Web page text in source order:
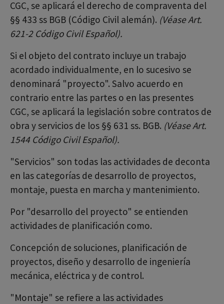
CGC, se aplicará el derecho de compraventa del
§§ 433 ss BGB (Código Civil alemán). (Véase Art.
621-2 Código Civil Español).
Si el objeto del contrato incluye un trabajo
acordado individualmente, en lo sucesivo se
denominará "proyecto". Salvo acuerdo en
contrario entre las partes o en las presentes
CGC, se aplicará la legislación sobre contratos de
obra y servicios de los §§ 631 ss. BGB. (Véase Art.
1544 Código Civil Español).
"Servicios" son todas las actividades de deconta
en las categorías de desarrollo de proyectos,
montaje, puesta en marcha y mantenimiento.
Por "desarrollo del proyecto" se entienden
actividades de planificación como.
Concepción de soluciones, planificación de
proyectos, diseño y desarrollo de ingeniería
mecánica, eléctrica y de control.
"Montaje" se refiere a las actividades